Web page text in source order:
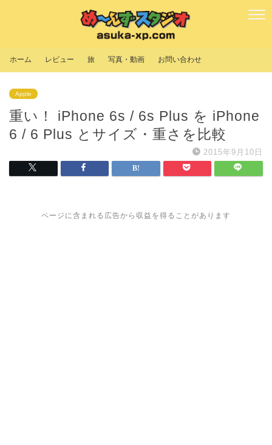
ホーム レビュー 旅 写真・動画 お問い合わせ
Apple
重い！ iPhone 6s / 6s Plus を iPhone
6 / 6 Plus とサイズ・重さを比較
2015年9月10日
ページに含まれる広告から収益を得ることがあります